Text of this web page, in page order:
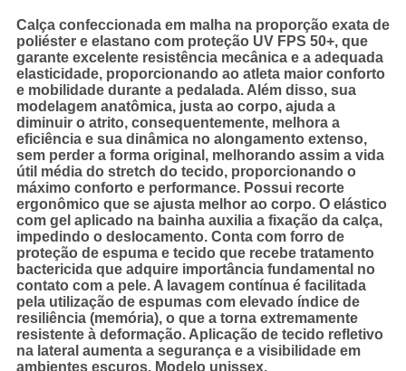
Calça confeccionada em malha na proporção exata de
poliéster e elastano com proteção UV FPS 50+, que
garante excelente resistência mecânica e a adequada
elasticidade, proporcionando ao atleta maior conforto
e mobilidade durante a pedalada. Além disso, sua
modelagem anatômica, justa ao corpo, ajuda a
diminuir o atrito, consequentemente, melhora a
eficiência e sua dinâmica no alongamento extenso,
sem perder a forma original, melhorando assim a vida
útil média do stretch do tecido, proporcionando o
máximo conforto e performance. Possui recorte
ergonômico que se ajusta melhor ao corpo. O elástico
com gel aplicado na bainha auxilia a fixação da calça,
impedindo o deslocamento. Conta com forro de
proteção de espuma e tecido que recebe tratamento
bactericida que adquire importância fundamental no
contato com a pele. A lavagem contínua é facilitada
pela utilização de espumas com elevado índice de
resiliência (memória), o que a torna extremamente
resistente à deformação. Aplicação de tecido refletivo
na lateral aumenta a segurança e a visibilidade em
ambientes escuros. Modelo unissex.